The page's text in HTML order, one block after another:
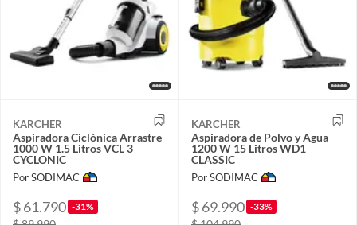
KARCHER
Aspiradora Ciclónica Arrastre
1000 W 1.5 Litros VCL 3
CYCLONIC
Por SODIMAC
$ 61.790 -31%
KARCHER
Aspiradora de Polvo y Agua
1200 W 15 Litros WD1
CLASSIC
Por SODIMAC
$ 69.990 -33%